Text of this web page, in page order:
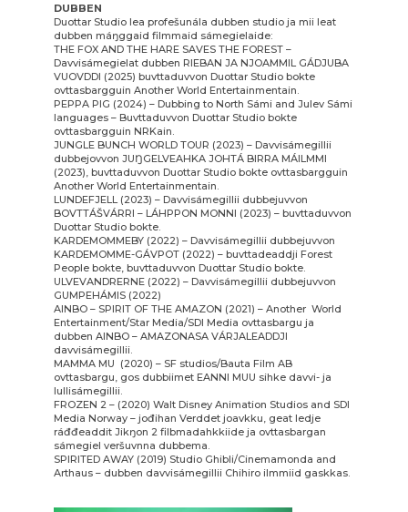
DUBBEN
Duottar Studio lea profešunála dubben studio ja mii leat
dubben máŋggaid filmmaid sámegielaide:
THE FOX AND THE HARE SAVES THE FOREST –
Davvisámegielat dubben RIEBAN JA NJOAMMIL GÁDJUBA
VUOVDDI (2025) buvttaduvvon Duottar Studio bokte
ovttasbargguin Another World Entertainmentain.
PEPPA PIG (2024) – Dubbing to North Sámi and Julev Sámi
languages – Buvttaduvvon Duottar Studio bokte
ovttasbargguin NRKain.
JUNGLE BUNCH WORLD TOUR (2023) – Davvisámegillii
dubbejovvon JUŊGELVEAHKA JOHTÁ BIRRA MÁILMMI
(2023), buvttaduvvon Duottar Studio bokte ovttasbargguin
Another World Entertainmentain.
LUNDEFJELL (2023) – Davvisámegillii dubbejuvvon
BOVTTÁŠVÁRRI – LÁHPPON MONNI (2023) – buvttaduvvon
Duottar Studio bokte.
KARDEMOMMEBY (2022) – Davvisámegillii dubbejuvvon
KARDEMOMME-GÁVPOT (2022) – buvttadeaddji Forest
People bokte, buvttaduvvon Duottar Studio bokte.
ULVEVANDRERNE (2022) – Davvisámegillii dubbejuvvon
GUMPEHÁMIS (2022)
AINBO – SPIRIT OF THE AMAZON (2021) – Another World
Entertainment/Star Media/SDI Media ovttasbargu ja
dubben AINBO – AMAZONASA VÁRJALEADDJI
davvisámegillii.
MAMMA MU (2020) – SF studios/Bauta Film AB
ovttasbargu, gos dubbiimet EANNI MUU sihke davvi- ja
lullisámegillii.
FROZEN 2 – (2020) Walt Disney Animation Studios and SDI
Media Norway – jođihan Verddet joavkku, geat ledje
ráđđeaddit Jikŋon 2 filbmadahkkiide ja ovttasbargan
sámegiel veršuvnna dubbema.
SPIRITED AWAY (2019) Studio Ghibli/Cinemamonda and
Arthaus – dubben davvisámegillii Chihiro ilmmiid gaskkas.